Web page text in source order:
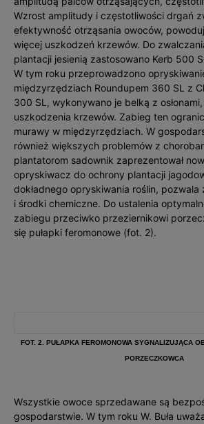
Wzrost amplitudy i częstotliwości drgań
efektywność otrząsania owoców,
więcej uszkodzeń krzewów. Do
plantacji jesienią zastosowano Kerb 500
W tym roku przeprowadzono
międzyrzędziach Roundupem 360 SL z
300 SL, wykonywano je belką z
uszkodzenia krzewów. Zabieg ten
murawy w międzyrzędziach. W
również większych problemów z
plantatorom sadownik zaprezentował
opryskiwacz do ochrony plantacji
dokładnego opryskiwania roślin,
i środki chemiczne. Do ustalenia
zabiegu przeciwko przeziernikowi
się pułapki feromonowe (fot. 2).
FOT. 2. PUŁAPKA FEROMONOWA SYGNALIZUJĄCA
PORZECZKOWCA
Wszystkie owoce sprzedawane są
gospodarstwie. W tym roku W. Buła